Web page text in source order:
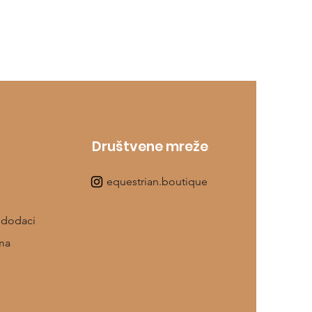
Društvene mreže
equestrian.boutique